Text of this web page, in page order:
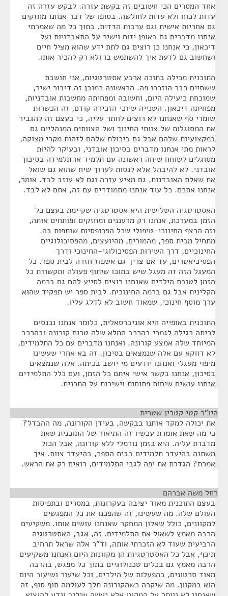
אחד המסרים הכי חשובים זה בקשת עזרה. לבקש עזרה זה
עדות לכוח ולא עדות לחולשה. בסופו של דבר אנחנו מחזקים
גם אחריות אישית וגם ערבות הדדית. בתוך כל מה שאמרתי
אנחנו מדברים גם באופן יזום וישיר על התאבדויות ועל
דיכאון, כי אנחנו כן רוצים גם לתת ידע שהוא מציל חיים
ושחשוב גם לדעת איך להשתמש בו ולא רק להכיר אותו.
התוכנית מכילה בתוכה ארבע אסטרטגיות, אני חושבת
ששתיים כבר הוזכרו פה. הראשונה כמובן זה דיבור ישיר,
שמוכחת כיעילה היום, וחשובה ומפחיתה מחשבות אובדניות,
מפחיתה דיכאון. השנייה שיוכי הזכירה קודם, זה הכשרות
שומרי סף שאנחנו לא רוצים לוותר עליה, כי בעצם זה להגביר
את המסוגלות של צוותי החינוך ושל הצוותים המנהליים גם
במקצועיות שלהם אבל גם ביכולת שלהם לזהות מקרי מצוקה,
לראות מתי אנחנו מדברים בסיכון אובדני, ובעיקר להיות
מסוגלים לשוחח שיחה ראשונה עם תלמיד או תלמידה בסיכון
אובדני. לא להיבהל אלא לנסות לערוך שיח שהוא גם שואל
את שאלת האובדנות, גם מציע עזרה וגם לא עוזב לבד. אומר,
אנחנו אתכם. כל עוד אנחנו מתמודדים עם זה, אתם לא לבד.
האסטרטגיה השלישית היא אסטרטגיה שקיימת בעצם כל
הזמן במערכת, אנחנו רק מרעננים ומחזקים ופותחים אותה,
וזה הרצף החינוכי-טיפולי שכל הפרופסיות שותפות בה.
מתחיל מבית ספר, מהמורים, מהיועצים, מהפסיכולוגיים
החינוכיים, דרך השירות הפסיכולוגי-החינוכי ודרך
הפסיכיאטרים, עד אם צריך גם אשפוז חזרה לבית ספר. כל
המעגל הזה זה מעגל שיש בתוכו שיתוף פעולה ותקשורת כל
הזמן לטובת הילדים שאנחנו רוצים לסייע להם גם ברמה
הקלינית אבל גם ברמה החינוכית. לבית ספר יש תפקיד שהוא
ערך מוסף חינוכי, שמאוד חשוב לא לדלג עליו.
התוכנית באופייה היא אוניברסאלית, כלומר אנחנו נכנסים
לכיתה רגילה לגמרי בהרכב המלא שלה טרום קורונה ובהרכב
המיוחד שלה אמצע קורונה, ואנחנו מדברים עם כל התלמידים,
לא דווקא עם אלה שנמצאים בסיכון. זה בא אחרי שעשינו
מיפוי מעגלי ואנחנו יודעים מי יושב בכיתה. אלה שנמצאים
בסיכון, אנחנו בקשר אישי איתם כל הזמן, ועם כלל התלמידים
אנחנו עושים שיחות פתוחות וישירות על התכנית.
היו"ר קטי קטרין שטרית
את יכולה למקד אותנו בבקשה, בעידן הקורונה, מה ההבדל?
כי מה שאת אומרת עכשיו זה התיאור של התוכנית שאת
מדברת עליה. היא בזמן נורמלי ללא קורונה, אבל הכול
משתנה בהיעדר תלמידים בבית הספר, בהיעדר צוות. איך
אמרת? הגדרת את יפה לגבי התלמידים, רואים רק את הראש.
רחל משה אברהם
בעצם התוכנית מאוד יציבה בעקרונות, במסרים ובתפיסות
העולם שלה. מה שעשינו, זה שהפכנו את כל המפגשים
למקוונים, כולל שאלון המחקר שאנחנו עושים אותו. משקיעים
הרבה מאמץ לשאול את התלמידים. זה, אגב, האסטרטגיה
הרביעית שעוד לא הזכרתי אותה, וד"ר אלה שראל תרחיב
תיכף, אבל כל האסטרטגיות הן מקוונות היום ואנחנו משקיעים
הרבה מאמץ גם בכלים טכנולוגיים בתוך כל מפגש, בהרבה
מאוד סרטונים, בהפעלות של הילדים, וכל שיעור ושיעור היום
הוא במקוון. מה שיקרה כשהקורונה תלך לעולמה סוף סוף, זה